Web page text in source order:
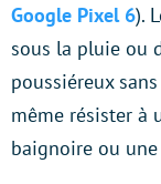
Google Pixel 6).
sous la pluie ou
poussiéreux
même résister à
baignoire ou